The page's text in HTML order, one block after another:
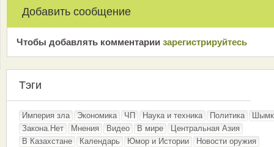
Добавить сообщение
Чтобы добавлять комментарии зарeгиcтрирyйтeсь
Тэги
Империя зла Экономика ЧП Наука и техника Политика
Закона.Нет
Мнения Видео В мире
Центральная Азия
В Казахстане
Календарь Юмор и Истории
Новости оружия